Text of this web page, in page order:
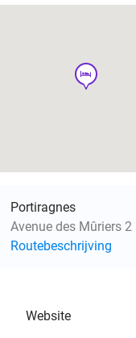
hotel
Portiragnes
Avenue des Mûriers 2
Routebeschrijving
Website